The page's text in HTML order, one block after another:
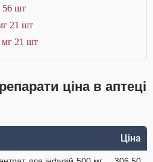
56 шт
21 шт
мг 21 шт
ціна в аптеці
Ціна